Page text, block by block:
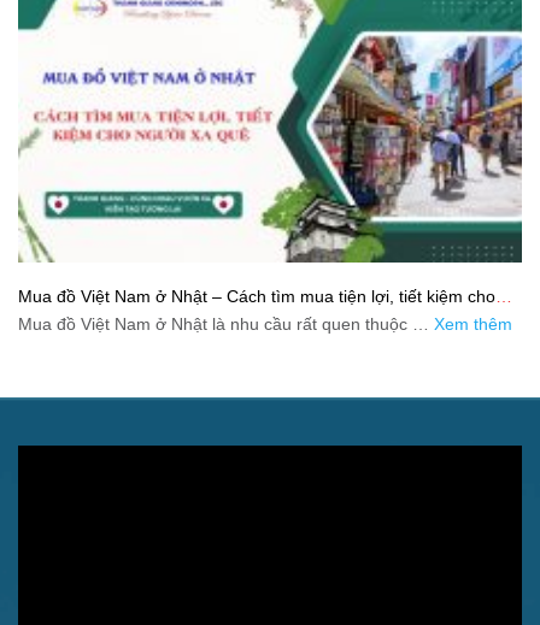
Mua đồ Việt Nam ở Nhật – Cách tìm mua tiện lợi, tiết kiệm cho
người xa quê
Mua đồ Việt Nam ở Nhật là nhu cầu rất quen thuộc … Xem thêm